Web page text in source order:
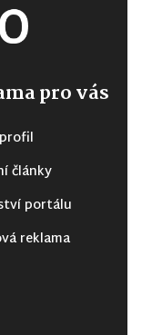
pro vás
články
portálu
reklama